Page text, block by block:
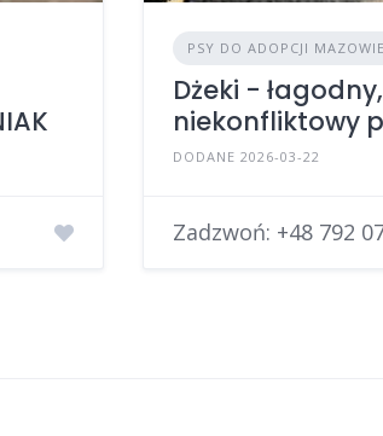
PSY DO ADOPCJI
Dżeki -
niekonfliktowy
DODANE 2026-03-22
Zadzwoń: +48 792